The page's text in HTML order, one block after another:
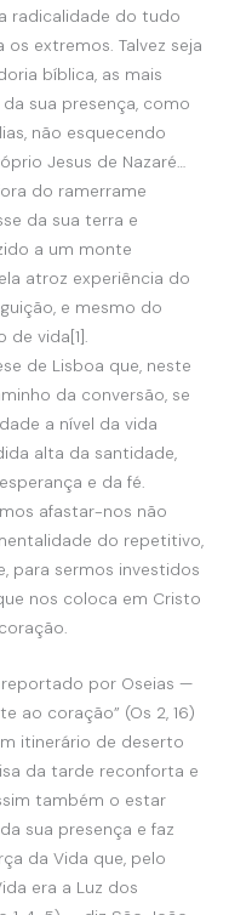
radicalidade do tudo
extremos. Talvez seja
bíblica, as mais
sua presença, como
não esquecendo
Jesus de Nazaré…
do ramerrame
da sua terra e
a um monte
atroz experiência do
e mesmo do
vida[1].
de Lisboa que, neste
da conversão, se
a nível da vida
alta da santidade,
e da fé.
afastar-nos não
do repetitivo,
para sermos investidos
nos coloca em Cristo
por Oseias —
ao coração” (Os 2, 16)
itinerário de deserto
da tarde reconforta e
também o estar
sua presença e faz
da Vida que, pelo
era a Luz dos